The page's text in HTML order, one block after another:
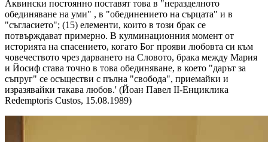
Аквински постоянно поставят това в "неразделното
обединяване на уми" , в "обединението на сърцата" и в
"съгласието"; (15) елементи, които в този брак се
потвърждават примерно. В кулминационния момент от
историята на спасението, когато Бог прояви любовта си към
човечеството чрез дарването на Словото, брака между Мария
и Йосиф става точно в това обединяване, в което "дарът за
съпруг" се осъществи с пълна "свобода", приемайки и
изразявайки такава любов.' (Йоан Павел II-Енциклика
Redemptoris Custos, 15.08.1989)